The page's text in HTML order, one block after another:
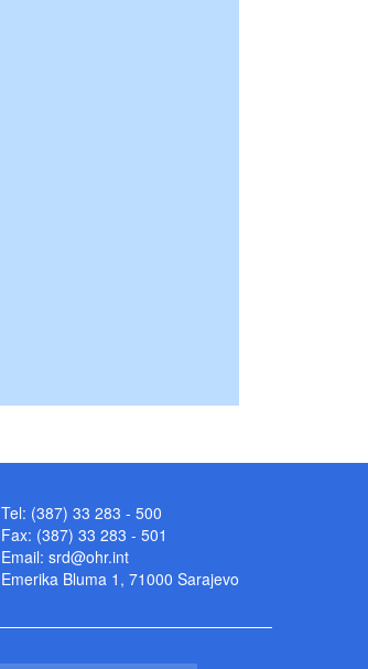
Tel: (387) 33 283 - 500
Fax: (387) 33 283 - 501
Email: srd@ohr.int
Emerika Bluma 1, 71000 Sarajevo